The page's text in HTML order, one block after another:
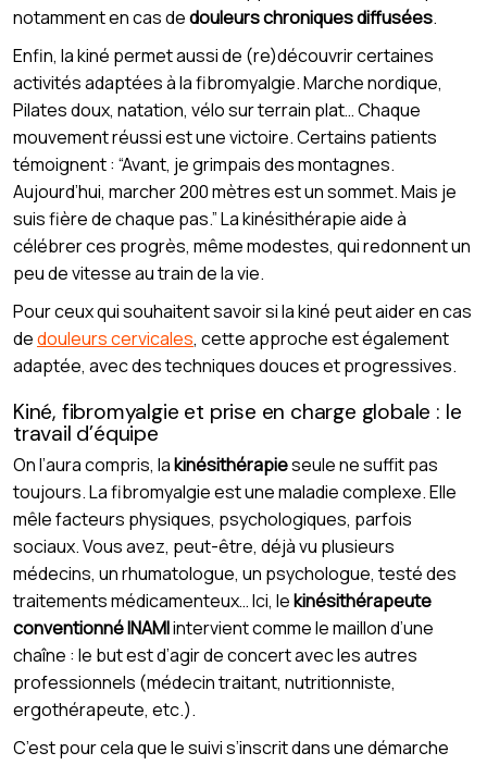
notamment en cas dedouleurs chroniques diffusées.
Enfin, la kiné permet aussi de (re)découvrir certaines
activités adaptées à la fibromyalgie. Marche nordique,
Pilates doux, natation, vélo sur terrain plat… Chaque
mouvement réussi est une victoire. Certains patients
témoignent : “Avant, je grimpais des montagnes.
Aujourd’hui, marcher 200 mètres est un sommet. Mais je
suis fière de chaque pas.” La kinésithérapie aide à
célébrer ces progrès, même modestes, qui redonnent un
peu de vitesse au train de la vie.
Pour ceux qui souhaitent savoir si la kiné peut aider en cas
dedouleurs cervicales, cette approche est également
adaptée, avec des techniques douces et progressives.
Kiné, fibromyalgie et prise en charge globale : le
travail d’équipe
On l’aura compris, lakinésithérapieseule ne suffit pas
toujours. La fibromyalgie est une maladie complexe. Elle
mêle facteurs physiques, psychologiques, parfois
sociaux. Vous avez, peut-être, déjà vu plusieurs
médecins, un rhumatologue, un psychologue, testé des
traitements médicamenteux… Ici, lekinésithérapeute
conventionné INAMIintervient comme le maillon d’une
chaîne : le but est d’agir de concert avec les autres
professionnels (médecin traitant, nutritionniste,
ergothérapeute, etc.).
C’est pour cela que le suivi s’inscrit dans une démarche